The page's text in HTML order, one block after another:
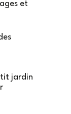
et
jardin